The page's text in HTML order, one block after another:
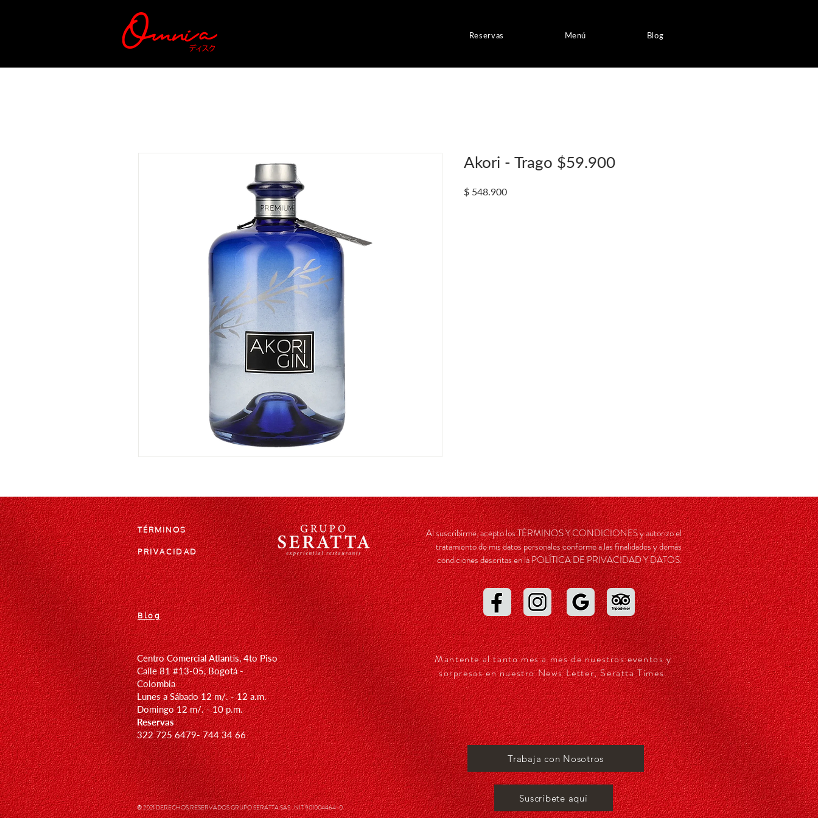
Reservas Menú Blog
Akori - Trago $59.900
$ 548.900Precio
TÉRMINOS
PRIVACIDAD
Al suscribirme, acepto los TÉRMINOS Y CONDICIONES y autorizo el
tratamiento de mis datos personales conforme a las finalidades y demás
condiciones descritas en la POLÍTICA DE PRIVACIDAD Y DATOS.
Blog
Centro Comercial Atlantis, 4to Piso
Calle 81 #13-05, Bogotá -
Colombia
Lunes a Sábado 12 m/. - 12 a.m.
Domingo 12m/. - 10 p.m.
Reservas
322 725 6479- 744 34 66
Mantente al tanto mes a mes de nuestros eventos y
sorpresas en nuestro News Letter, Seratta Times.
Trabaja con Nosotros
© 2021 DERECHOS RESERVADOS GRUPO SERATTA SAS . NIT 901004464-0
Suscríbete aquí